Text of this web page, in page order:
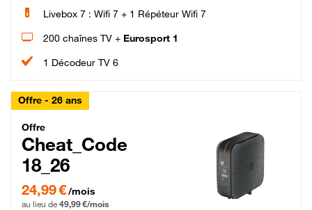
Livebox 7 : Wifi 7 + 1 Répéteur Wifi 7
200 chaînes TV + Eurosport 1
1 Décodeur TV 6
Offre - 26 ans
Cheat_Code Fibre_18_26
Offre
Cheat_Code
18_26
24,99 € par mois pendant 0 mois puis 49,99 € par mois, Sans engagement
24,99 €/mois
au lieu de 49,99 €/mois